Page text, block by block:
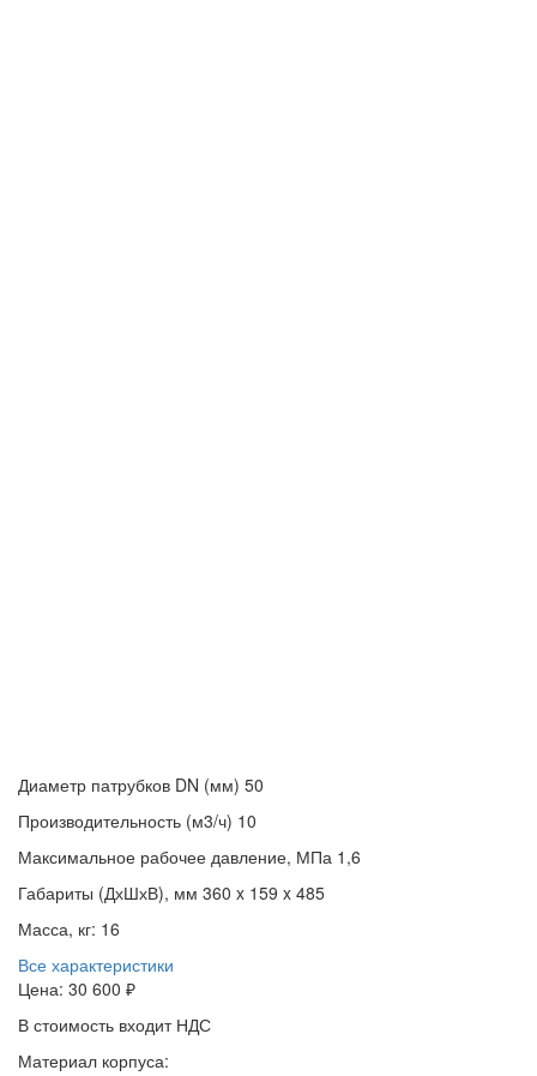
Диаметр патрубков DN (мм) 50
Производительность (м3/ч) 10
Максимальное рабочее давление, МПа 1,6
Габариты (ДхШхВ), мм 360 x 159 x 485
Масса, кг: 16
Все характеристики
Цена: 30 600 ₽
В стоимость входит НДС
Материал корпуса: